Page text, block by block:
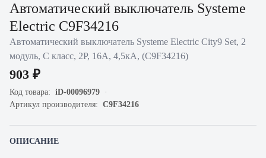
Автоматический выключатель Systeme
Electric C9F34216
Автоматический выключатель Systeme Electric City9 Set, 2
модуль, C класс, 2P, 16А, 4,5кА, (C9F34216)
903 ₽
Код товара: iD-00096979
Артикул производителя: C9F34216
ОПИСАНИЕ